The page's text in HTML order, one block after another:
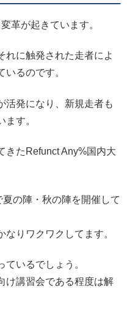
革が起きています。
れに触発された走者によ
るのです。
活発になり、新規走者も
す。
きたRefunct Any%国内大
の陣・秋の陣を開催して
りワクワクしてます。
いるでしょう。
け講習会である程度は解